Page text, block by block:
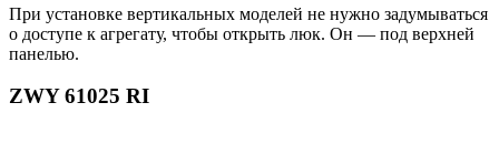
При установке вертикальных моделей не нужно задумываться
о доступе к агрегату, чтобы открыть люк. Он — под верхней
панелью.
ZWY 61025 RI